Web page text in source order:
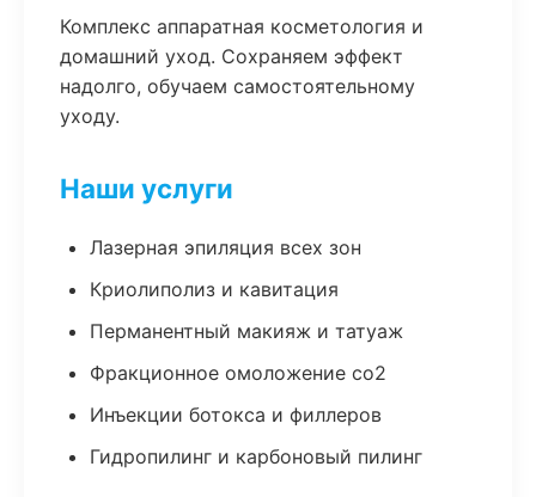
Комплекс аппаратная косметология и
домашний уход. Сохраняем эффект
надолго, обучаем самостоятельному
уходу.
Наши услуги
Лазерная эпиляция всех зон
Криолиполиз и кавитация
Перманентный макияж и татуаж
Фракционное омоложение co2
Инъекции ботокса и филлеров
Гидропилинг и карбоновый пилинг